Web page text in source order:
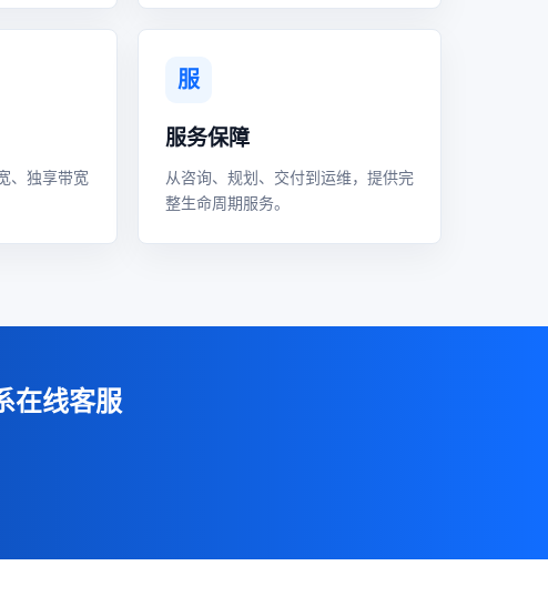
、独享带宽
服
服务保障
从咨询、规划、交付到运维，提供完
整生命周期服务。
在线客服